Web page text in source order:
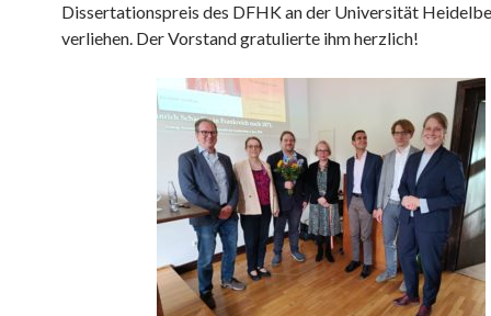
Dissertationspreis des DFHK an der Universität
verliehen. Der Vorstand gratulierte ihm herzlich!